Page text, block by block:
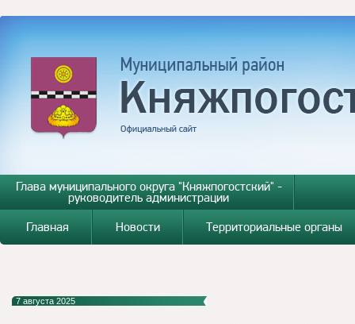
Глава муниципального округа "Княжпогостский" -
руководитель администрации
Главная
Новости Территориальные органы
7 августа 2025